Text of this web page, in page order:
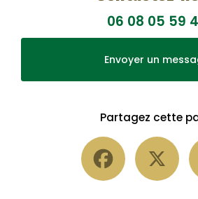
06 08 05 59
Envoyer un
Partagez cette
Facebook